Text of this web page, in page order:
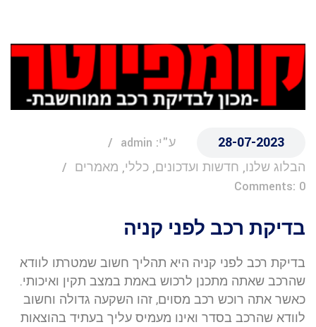
28-07-2023
ע"י: admin
הבלוג שלנו, חדשות ועדכונים, כללי, מאמרים
Comments: 0
בדיקת רכב לפני קניה
בדיקת רכב לפני קניה היא תהליך חשוב שמטרתו לוודא
שהרכב שאתה מתכנן לרכוש באמת במצב תקין ואיכותי.
כאשר אתה רוכש רכב מסוים, זהו השקעה גדולה וחשוב
לוודא שהרכב בסדר ואינו מעמיס עליך בעתיד בהוצאות